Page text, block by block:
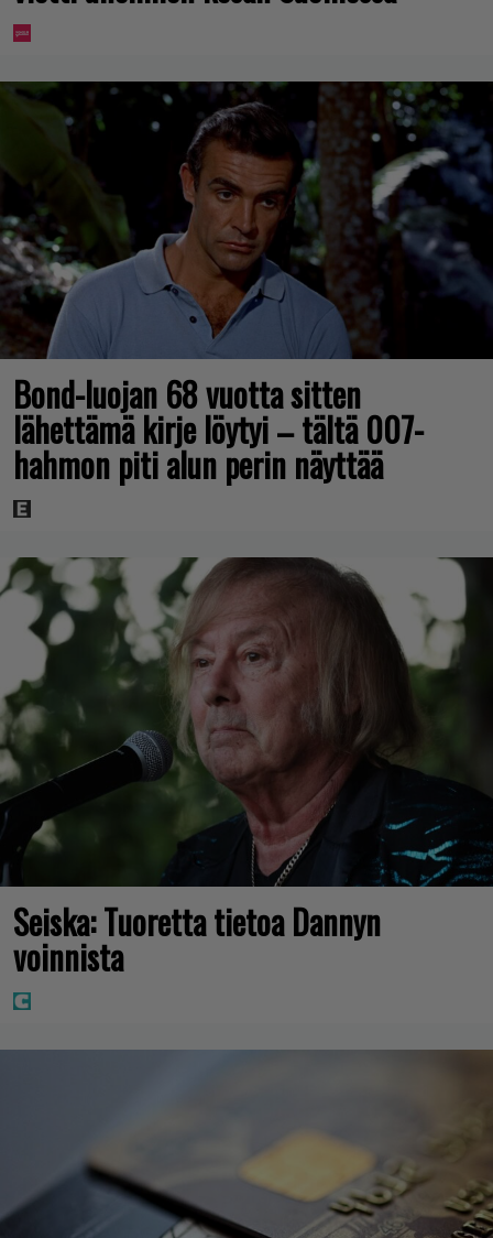
Bond-luojan 68 vuotta sitten
lähettämä kirje löytyi – tältä 007-
hahmon piti alun perin näyttää
Seiska: Tuoretta tietoa Dannyn
voinnista